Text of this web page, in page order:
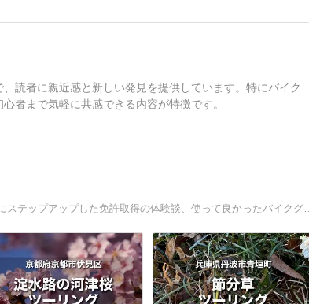
読者に親近感と新しい発見を提供しています。特にバイク
者まで気軽に共感できる内容が特徴です。